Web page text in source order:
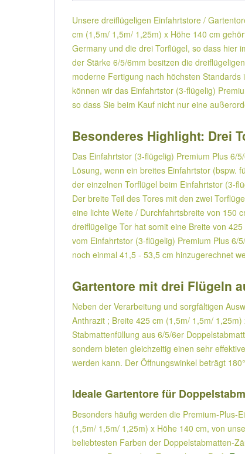
Unsere dreiflügeligen Einfahrtstore /
cm (1,5m/ 1,5m/ 1,25m) x Höhe 140 cm
Germany und die drei Torflügel, so dass hier
der Stärke 6/5/6mm besitzen die
moderne Fertigung nach höchsten
können wir das Einfahrtstor (3-flügelig)
so dass Sie beim Kauf nicht nur eine
Besonderes Highlight: Drei
Das Einfahrtstor (3-flügelig) Premium Plus 6/
Lösung, wenn ein breites Einfahrtstor (bspw.
der einzelnen Torflügel beim Einfahrtstor (3-
Der breite Teil des Tores mit den zwei
eine lichte Weite / Durchfahrtsbreite von 150
dreiflügelige Tor hat somit eine Breite von
vom Einfahrtstor (3-flügelig) Premium Plus 6/
noch einmal 41,5 - 53,5 cm hinzugerechnet
Gartentore mit drei Flügeln
Neben der Verarbeitung und sorgfältigen
Anthrazit ; Breite 425 cm (1,5m/ 1,5m/
Stabmattenfüllung aus 6/5/6er
sondern bieten gleichzeitig einen sehr
werden kann. Der Öffnungswinkel beträgt
Ideale Gartentore für
Besonders häufig werden die Premium-Plus-
(1,5m/ 1,5m/ 1,25m) x Höhe 140 cm, von
beliebtesten Farben der Doppelstabmatten-